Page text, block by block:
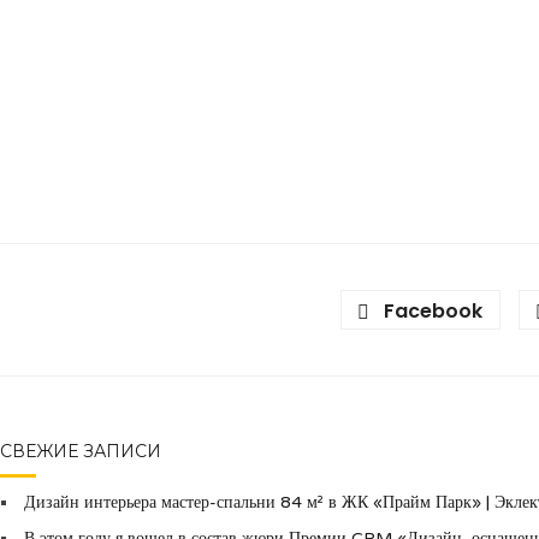
Facebook
СВЕЖИЕ ЗАПИСИ
Дизайн интерьера мастер-спальни 84 м² в ЖК «Прайм Парк» |